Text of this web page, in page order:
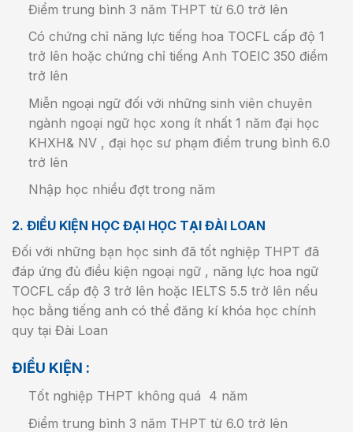
Điểm trung bình 3 năm THPT từ 6.0 trở lên
Có chứng chỉ năng lực tiếng hoa TOCFL cấp độ 1
trở lên hoặc chứng chỉ tiếng Anh TOEIC 350 điểm
trở lên
Miễn ngoại ngữ đối với những sinh viên chuyên
ngành ngoại ngữ học xong ít nhất 1 năm đại học
KHXH& NV , đại học sư phạm điểm trung bình 6.0
trở lên
Nhập học nhiều đợt trong năm
2. ĐIỀU KIỆN HỌC ĐẠI HỌC TẠI ĐÀI LOAN
Đối với những bạn học sinh đã tốt nghiệp THPT đã
đáp ứng đủ điều kiện ngoại ngữ , năng lực hoa ngữ
TOCFL cấp độ 3 trở lên hoặc IELTS 5.5 trở lên nếu
học bằng tiếng anh có thể đăng kí khóa học chính
quy tại Đài Loan
ĐIỀU KIỆN :
Tốt nghiệp THPT không quá 4 năm
Điểm trung bình 3 năm THPT từ 6.0 trở lên